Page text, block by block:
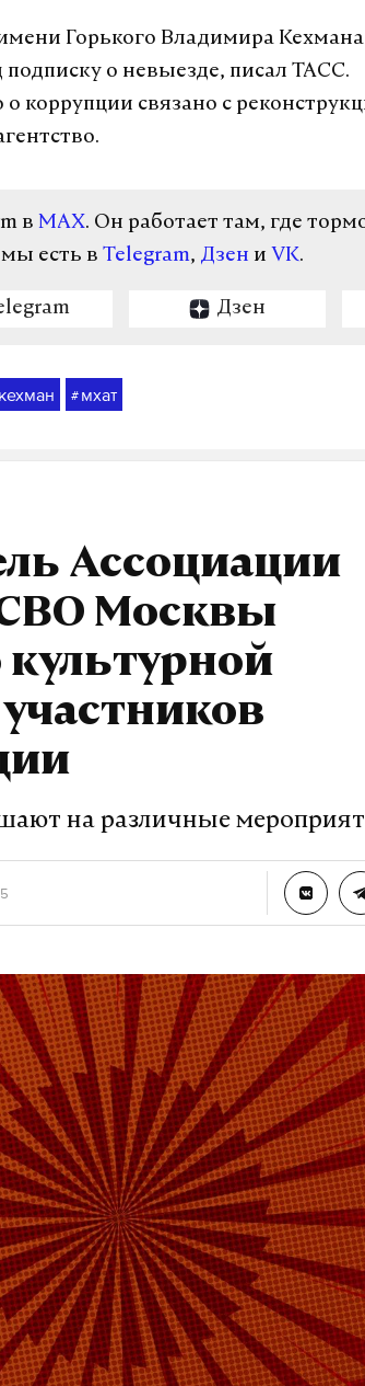
Горького Владимира
подписку о невыезде, писал ТАСС.
коррупции связано с
в MAX. Он работает там, где
есть в Telegram, Дзен и VK.
Дзен
# мхат
Ассоциации
Москвы
культурной
на различные